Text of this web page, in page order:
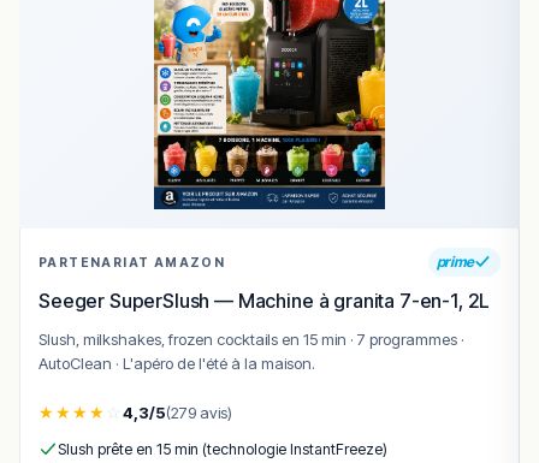
PARTENARIAT AMAZON prime
Seeger SuperSlush — Machine à granita 7-en-1, 2L
Slush, milkshakes, frozen cocktails en 15 min · 7 programmes ·
AutoClean · L'apéro de l'été à la maison.
★★★★ 4,3/5(279 avis)
Slush prête en 15 min (technologie InstantFreeze)